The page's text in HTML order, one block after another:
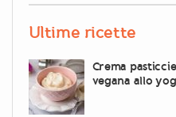
Ultime ricette
Crema
vegana allo